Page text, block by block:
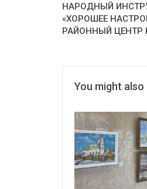
НАРОДНЫЙ
«ХОРОШЕЕ
РАЙОННЫЙ ЦЕНТР
You might also